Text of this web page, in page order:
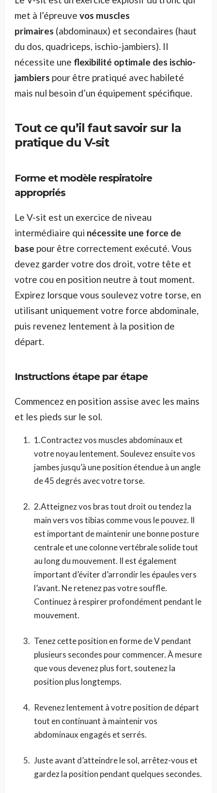
met à l’épreuve vos muscles
primaires (abdominaux) et secondaires (haut
du dos, quadriceps, ischio-jambiers). Il
nécessite une flexibilité optimale des ischio-
jambiers pour être pratiqué avec habileté
mais nul besoin d’un équipement spécifique.
Tout ce qu’il faut savoir sur la
pratique du V-sit
Forme et modèle respiratoire
appropriés
Le V-sit est un exercice de niveau
intermédiaire qui nécessite une force de
base pour être correctement exécuté. Vous
devez garder votre dos droit, votre tête et
votre cou en position neutre à tout moment.
Expirez lorsque vous soulevez votre torse, en
utilisant uniquement votre force abdominale,
puis revenez lentement à la position de
départ.
Instructions étape par étape
Commencez en position assise avec les mains
et les pieds sur le sol.
1.Contractez vos muscles abdominaux et
votre noyau lentement. Soulevez ensuite vos
jambes jusqu’à une position étendue à un angle
de 45 degrés avec votre torse.
2.Atteignez vos bras tout droit ou tendez la
main vers vos tibias comme vous le pouvez. Il
est important de maintenir une bonne posture
centrale et une colonne vertébrale solide tout
au long du mouvement. Il est également
important d’éviter d’arrondir les épaules vers
l’avant. Ne retenez pas votre souffle.
Continuez à respirer profondément pendant le
mouvement.
Tenez cette position en forme de V pendant
plusieurs secondes pour commencer. À mesure
que vous devenez plus fort, soutenez la
position plus longtemps.
Revenez lentement à votre position de départ
tout en continuant à maintenir vos
abdominaux engagés et serrés.
Juste avant d’atteindre le sol, arrêtez-vous et
gardez la position pendant quelques secondes.